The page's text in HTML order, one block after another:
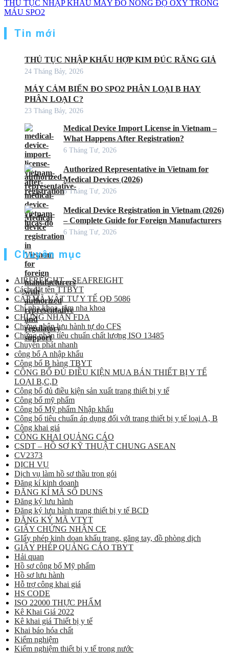
THỦ TỤC NHẬP KHẨU MÁY ĐO NỒNG ĐỘ OXY TRONG
MÁU SPO2
Tin mới
THỦ TỤC NHẬP KHẨU HỢP KIM ĐÚC RĂNG GIẢ
24 Tháng Bảy, 2026
MÁY CẢM BIẾN ĐO SPO2 PHÂN LOẠI B HAY
PHÂN LOẠI C?
23 Tháng Bảy, 2026
Medical Device Import License in Vietnam –
What Happens After Registration?
6 Tháng Tư, 2026
Authorized Representative in Vietnam for
Medical Devices (2026)
6 Tháng Tư, 2026
Medical Device Registration in Vietnam (2026)
– Complete Guide for Foreign Manufacturers
6 Tháng Tư, 2026
Chuyên mục
AIRFREIGHT – SEAFREIGHT
Cách đặt tên TTBYT
CẤP MÃ VẬT TƯ Y TẾ QĐ 5086
Chỉ nha khoa, tăm nha khoa
CHỨNG NHẬN FDA
Chứng nhận lưu hành tự do CFS
Chứng nhận tiêu chuẩn chất lượng ISO 13485
Chuyển phát nhanh
công bố A nhập khẩu
Công bố B hàng TBYT
CÔNG BỐ ĐỦ ĐIỀU KIỆN MUA BÁN THIẾT BỊ Y TẾ
LOẠI B,C,D
Công bố đủ điều kiện sản xuất trang thiết bị y tế
Công bố mỹ phẩm
Công bố Mỹ phẩm Nhập khẩu
Công bố tiêu chuẩn áp dụng đối với trang thiết bị y tế loại A, B
Công khai giá
CÔNG KHAI QUẢNG CÁO
CSDT – HỒ SƠ KỸ THUẬT CHUNG ASEAN
CV2373
DỊCH VỤ
Dịch vụ làm hồ sơ thầu trọn gói
Đăng kí kinh doanh
ĐĂNG KÍ MÃ SỐ DUNS
Đăng ký lưu hành
Đăng ký lưu hành trang thiết bị y tế BCD
ĐĂNG KÝ MÃ VTYT
GIẤY CHỨNG NHẬN CE
GIấy phép kinh doan khẩu trang, găng tay, đồ phòng dịch
GIẤY PHÉP QUẢNG CÁO TBYT
Hải quan
Hồ sơ công bố Mỹ phẩm
Hồ sơ lưu hành
Hỗ trợ công khai giá
HS CODE
ISO 22000 THỰC PHẨM
Kê Khai Giá 2022
Kê khai giá Thiết bị y tế
Khai báo hóa chất
Kiểm nghiệm
Kiểm nghiệm thiết bị y tế trong nước